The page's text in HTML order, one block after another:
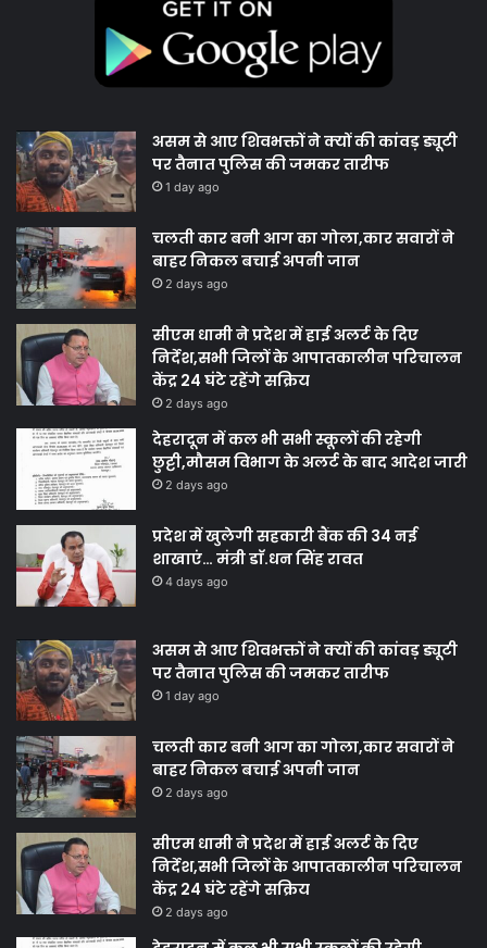
असम से आए शिवभक्तों ने क्यों की कांवड़ ड्यूटी
पर तैनात पुलिस की जमकर तारीफ
1 day ago
चलती कार बनी आग का गोला,कार सवारों ने
बाहर निकल बचाई अपनी जान
2 days ago
सीएम धामी ने प्रदेश में हाई अलर्ट के दिए
निर्देश,सभी जिलों के आपातकालीन परिचालन
केंद्र 24 घंटे रहेंगे सक्रिय
2 days ago
देहरादून में कल भी सभी स्कूलों की रहेगी
छुट्टी,मौसम विभाग के अलर्ट के बाद आदेश जारी
2 days ago
प्रदेश में खुलेगी सहकारी बैंक की 34 नई
शाखाएं… मंत्री डाॅ.धन सिंह रावत
4 days ago
असम से आए शिवभक्तों ने क्यों की कांवड़ ड्यूटी
पर तैनात पुलिस की जमकर तारीफ
1 day ago
चलती कार बनी आग का गोला,कार सवारों ने
बाहर निकल बचाई अपनी जान
2 days ago
सीएम धामी ने प्रदेश में हाई अलर्ट के दिए
निर्देश,सभी जिलों के आपातकालीन परिचालन
केंद्र 24 घंटे रहेंगे सक्रिय
2 days ago